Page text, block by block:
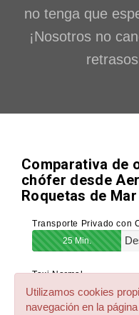
no tenga que
¡Nosotros no
Comparativa de
chófer desde
Roquetas de Mar
Transporte Privado con
25 Min.
Taxi Normal
33 Min. + espera en
Utilizamos cookies
navegación en la